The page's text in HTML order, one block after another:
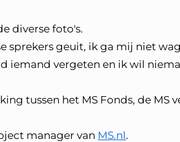
diverse foto's.
sprekers geuit, ik ga mij niet
iemand vergeten en ik wil
tussen het MS Fonds, de MS
manager van MS.nl.